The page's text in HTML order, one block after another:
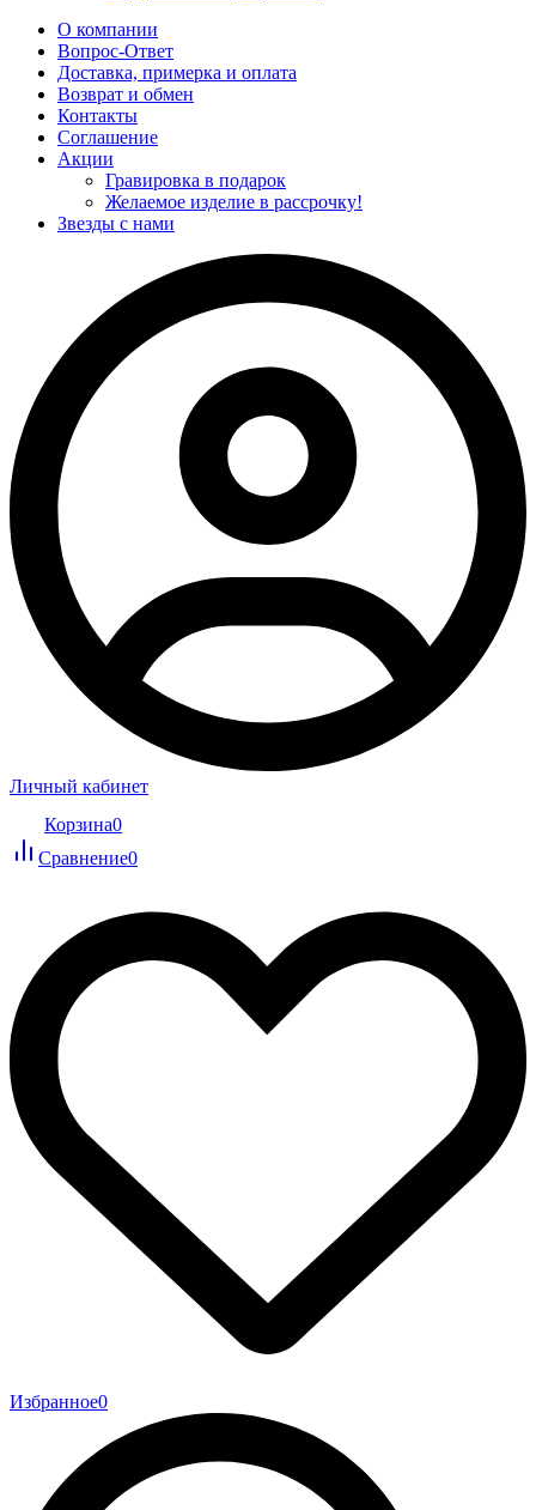
О компании
Вопрос-Ответ
Доставка, примерка и оплата
Возврат и обмен
Контакты
Соглашение
Акции
Гравировка в подарок
Желаемое изделие в рассрочку!
Звезды с нами
Личный кабинет
Корзина0
Сравнение0
Избранное0